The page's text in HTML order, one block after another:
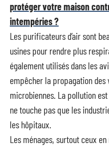
protéger votre maison
intempéries ?
Les purificateurs d’air sont
usines pour rendre plus
également utilisés dans les
empêcher la propagation
microbiennes. La pollution
ne touche pas que les
les hôpitaux.
Les ménages, surtout ceux